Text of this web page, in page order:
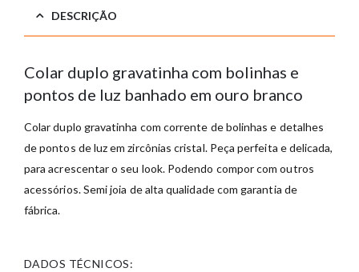
DESCRIÇÃO
Colar duplo gravatinha com bolinhas e
pontos de luz banhado em ouro branco
Colar duplo gravatinha com corrente de bolinhas e detalhes
de pontos de luz em zircônias cristal. Peça perfeita e delicada,
para acrescentar o seu look. Podendo compor com outros
acessórios. Semi joia de alta qualidade com garantia de
fábrica.
DADOS TÉCNICOS: